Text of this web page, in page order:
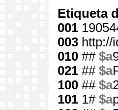
Etiqueta
001
003 http://
010 ## $a
021 ## $a
100 ## $a
101 1# $a